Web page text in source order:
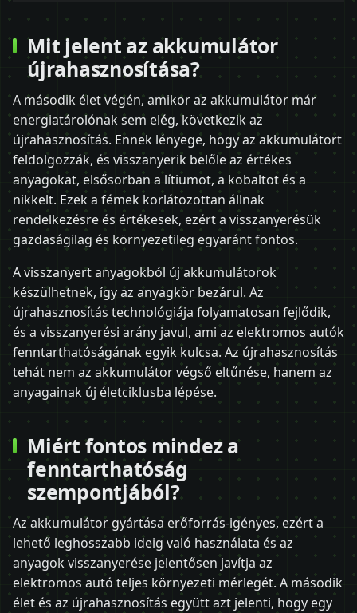
Mit jelent az akkumulátor
újrahasznosítása?
A második élet végén, amikor az akkumulátor már
energiatárolónak sem elég, következik az
újrahasznosítás. Ennek lényege, hogy az akkumulátort
feldolgozzák, és visszanyerik belőle az értékes
anyagokat, elsősorban a lítiumot, a kobaltot és a
nikkelt. Ezek a fémek korlátozottan állnak
rendelkezésre és értékesek, ezért a visszanyerésük
gazdaságilag és környezetileg egyaránt fontos.
A visszanyert anyagokból új akkumulátorok
készülhetnek, így az anyagkör bezárul. Az
újrahasznosítás technológiája folyamatosan fejlődik,
és a visszanyerési arány javul, ami az elektromos autók
fenntarthatóságának egyik kulcsa. Az újrahasznosítás
tehát nem az akkumulátor végső eltűnése, hanem az
anyagainak új életciklusba lépése.
Miért fontos mindez a
fenntarthatóság
szempontjából?
Az akkumulátor gyártása erőforrás-igényes, ezért a
lehető leghosszabb ideig való használata és az
anyagok visszanyerése jelentősen javítja az
elektromos autó teljes környezeti mérlegét. A második
élet és az újrahasznosítás együtt azt jelenti, hogy egy